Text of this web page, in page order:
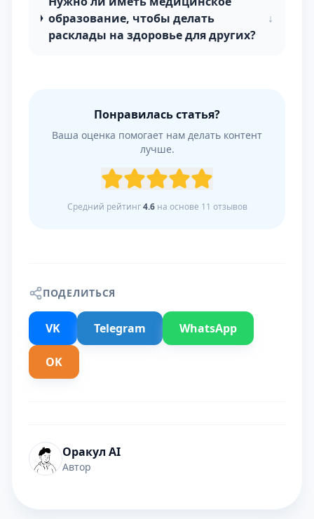
образование, чтобы делать
расклады на здоровье для других?
↓
Понравилась статья?
Ваша оценка помогает нам делать контент
лучше.
Средний рейтинг4.6на основе 11 отзывов
ПОДЕЛИТЬСЯ
VK Telegram WhatsApp
OK
Оракул AI
Автор